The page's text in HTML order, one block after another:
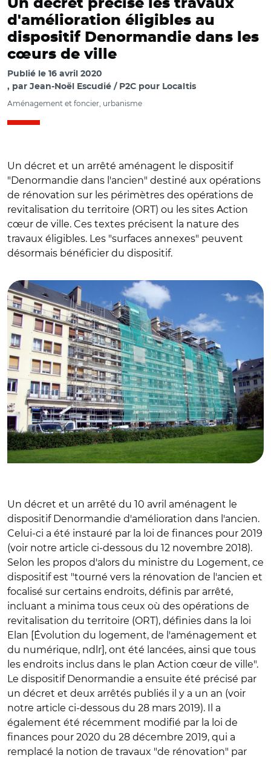
Un décret précise les travaux
d'amélioration éligibles au
dispositif Denormandie dans les
cœurs de ville
Publié le 16 avril 2020
par Jean-Noël Escudié / P2C pour Localtis
Aménagement et foncier, urbanisme
Un décret et un arrêté aménagent le dispositif
"Denormandie dans l'ancien" destiné aux opérations
de rénovation sur les périmètres des opérations de
revitalisation du territoire (ORT) ou les sites Action
cœur de ville. Ces textes précisent la nature des
travaux éligibles. Les "surfaces annexes" peuvent
désormais bénéficier du dispositif.
Un décret et un arrêté du 10 avril aménagent le
dispositif Denormandie d'amélioration dans l'ancien.
Celui-ci a été instauré par la loi de finances pour 2019
(voir notre article ci-dessous du 12 novembre 2018).
Selon les propos d'alors du ministre du Logement, ce
dispositif est "tourné vers la rénovation de l'ancien et
focalisé sur certains endroits, définis par arrêté,
incluant a minima tous ceux où des opérations de
revitalisation du territoire (ORT), définies dans la loi
Elan [Évolution du logement, de l'aménagement et
du numérique, ndlr], ont été lancées, ainsi que tous
les endroits inclus dans le plan Action cœur de ville".
Le dispositif Denormandie a ensuite été précisé par
un décret et deux arrêtés publiés il y a un an (voir
notre article ci-dessous du 28 mars 2019). Il a
également été récemment modifié par la loi de
finances pour 2020 du 28 décembre 2019, qui a
remplacé la notion de travaux "de rénovation" par